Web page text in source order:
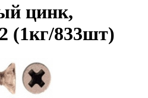
цинк,
(1кг/833шт)